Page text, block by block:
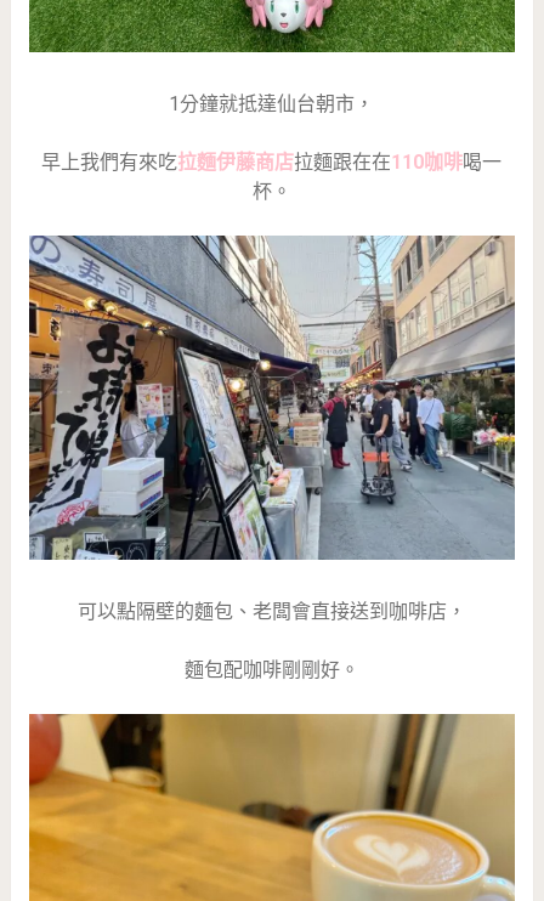
1分鐘就抵達仙台朝市，
早上我們有來吃拉麵伊藤商店拉麵跟在在110咖啡喝一
杯。
可以點隔壁的麵包、老闆會直接送到咖啡店，
麵包配咖啡剛剛好。